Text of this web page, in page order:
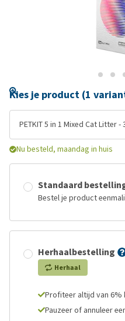
Kies je product (1
PETKIT 5 in 1 Mixed Cat Litter -
Nu besteld, maandag in huis
Standaard
Bestel je product
Herhaalbestelling
Herhaal
Profiteer altijd van 6%
Pauzeer of annuleer